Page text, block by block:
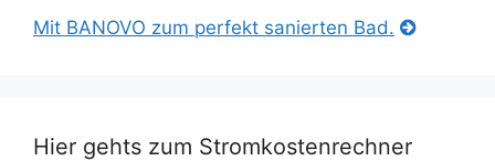
Mit BANOVO zum perfekt sanierten Bad.
Hier gehts zum Stromkostenrechner